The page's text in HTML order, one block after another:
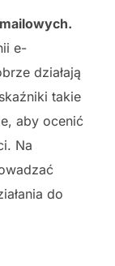
e-
działają
takie
aby ocenić
Na
do